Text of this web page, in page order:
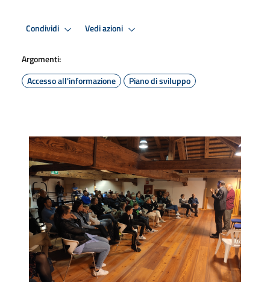
Condividi Vedi azioni
Argomenti:
Accesso all'informazione
Piano di sviluppo